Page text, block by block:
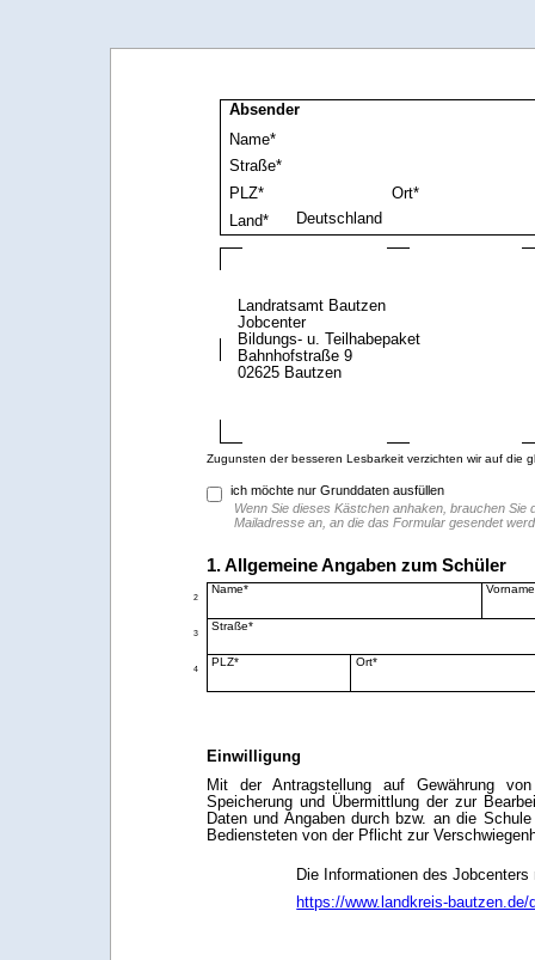
Zugunsten der besseren Lesbarkeit verzichten wir auf die
Absender
Name*
Straße*
PLZ*
Land*
Ort*
Landratsamt Bautzen
Jobcenter
Bildungs- u. Teilhabepaket
Bahnhofstraße 9
02625 Bautzen
Einwilligung
Mit der Antragstellung auf Gewährung
Speicherung und Übermittlung der zur
Daten und Angaben durch bzw. an die
Bediensteten von der Pflicht zur
1. Allgemeine Angaben zum Schüler
2
3
4
Name*
Straße*
PLZ* Ort*
Die Informationen des
https://www.landkreis-
Wenn Sie dieses Kästchen anhaken, brauchen Sie
Mailadresse an, an die das Formular gesendet
ich möchte nur Grunddaten ausfüllen